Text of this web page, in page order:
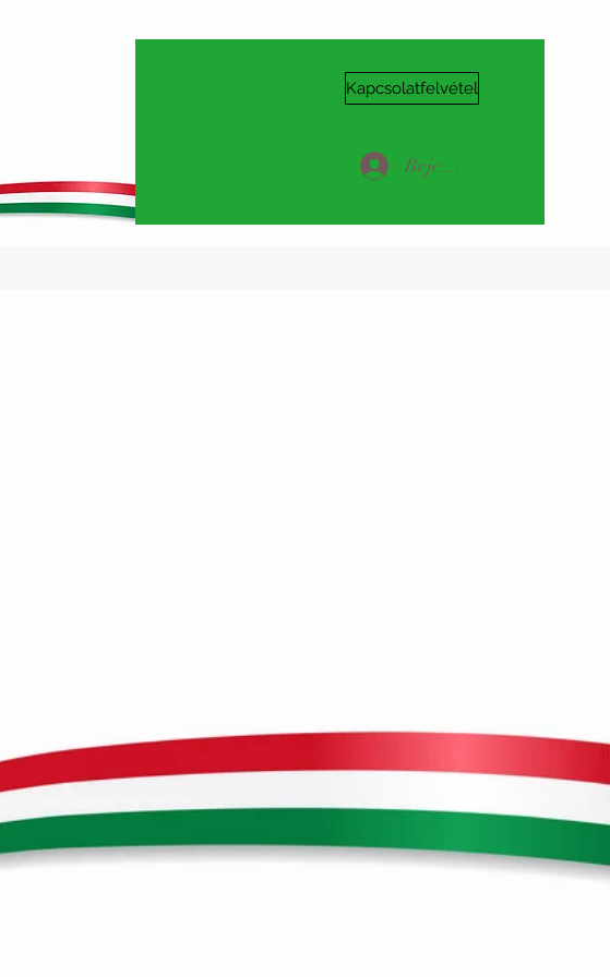
Kapcsolatfelvétel
Bejelentkezés